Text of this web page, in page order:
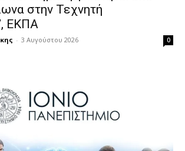
στην Τεχνητή
ΕΚΠΑ
- 3 Αυγούστου 2026 0